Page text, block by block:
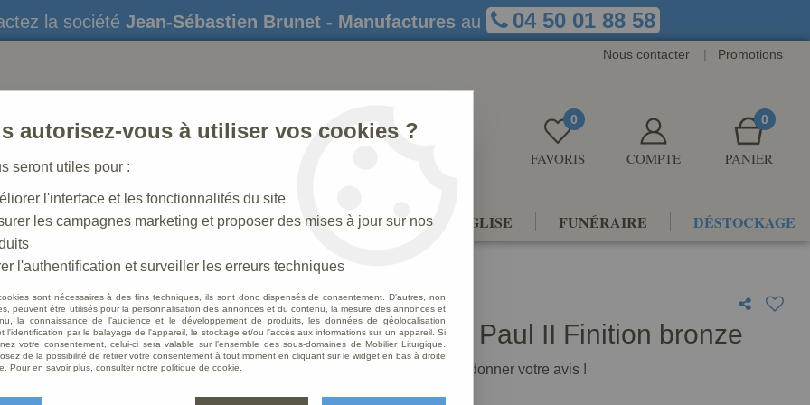
la société Jean-Sébastien Brunet - Manufactures au 04 50 01 88 58
Nous contacter | Promotions
0
FAVORIS COMPTE
0
PANIER
STATUES CRÈCHES DE NOËL AMÉNAGEMENTS D'ÉGLISE FUNÉRAIRE DÉSTOCKAGE
>Statue Jean Paul II Finition bronze
Statue Jean Paul II Finition bronze
Soyez le premier à donner votre avis !
autorisez-vous à utiliser vos cookies ?
seront utiles pour :
l'interface et les fonctionnalités du site
les campagnes marketing et proposer des mises à jour sur nos
l'authentification et surveiller les erreurs techniques
sont nécessaires à des fins techniques, ils sont donc dispensés de consentement. D'autres, non
peuvent être utilisés pour la personnalisation des annonces et du contenu, la mesure des annonces et
la connaissance de l'audience et le développement de produits, les données de géolocalisation
l'identification par le balayage de l'appareil, le stockage et/ou l'accès aux informations sur un appareil. Si
votre consentement, celui-ci sera valable sur l’ensemble des sous-domaines de Mobilier Liturgique.
de la possibilité de retirer votre consentement à tout moment en cliquant sur le widget en bas à droite
Pour en savoir plus, consulter notre politique de cookie.